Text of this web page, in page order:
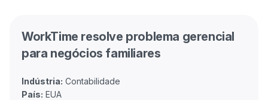
WorkTime resolve problema gerencial
para negócios familiares
Indústria:
País: